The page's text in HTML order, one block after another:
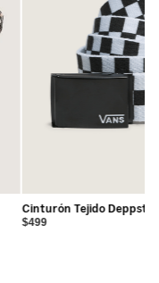
Cinturón Tejido Deppster
$499